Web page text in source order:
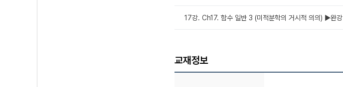
17강. Ch17. 함수 일반 3 (미적분학의 거시적 의의) ▶완강
교재정보